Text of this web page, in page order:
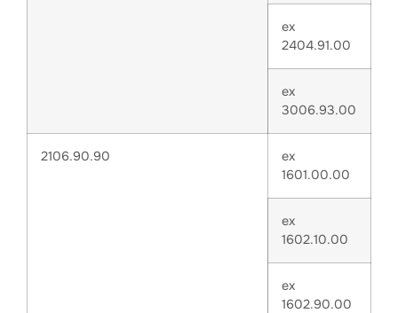
ex
2404.91.00
ex
3006.93.00
2106.90.90
ex
1601.00.00
ex
1602.10.00
ex
1602.90.00